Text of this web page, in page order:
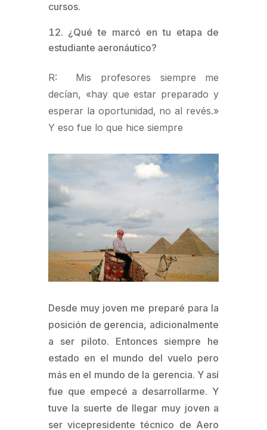
cursos.
¿Qué te marcó en tu etapa de
estudiante aeronáutico?
R: Mis profesores siempre me
decían, «hay que estar preparado y
esperar la oportunidad, no al revés.»
Y eso fue lo que hice siempre
Desde muy joven me preparé para la
posición de gerencia, adicionalmente
a ser piloto. Entonces siempre he
estado en el mundo del vuelo pero
más en el mundo de la gerencia. Y así
fue que empecé a desarrollarme. Y
tuve la suerte de llegar muy joven a
ser vicepresidente técnico de Aero